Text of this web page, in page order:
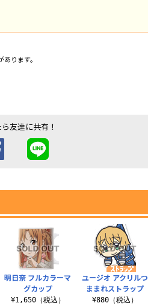
ります。
友達に共有！
明日奈 フルカラーマ
グカップ
¥1,650（税込）
ユージオ アクリルつ
ままれストラップ
¥880（税込）